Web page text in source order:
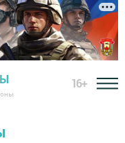
16+